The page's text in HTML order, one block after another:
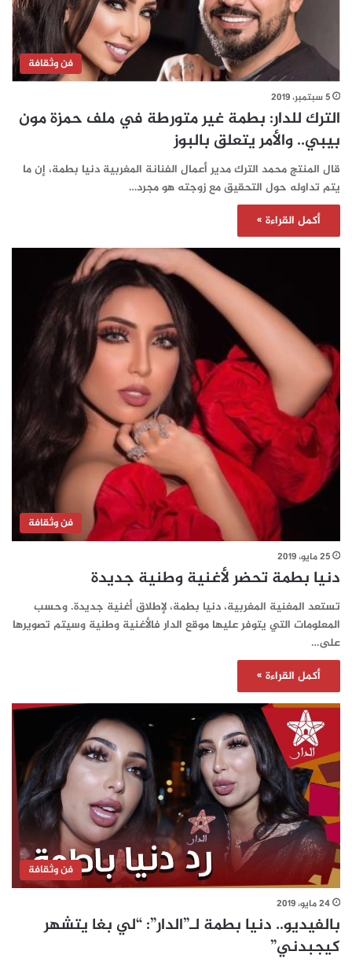
فن وثقافة
5 سبتمبر، 2019
الترك للدار: بطمة غير متورطة في ملف حمزة مون
بيبي.. والأمر يتعلق بالبوز
قال المنتج محمد الترك مدير أعمال الفنانة المغربية دنيا بطمة، إن ما
يتم تداوله حول التحقيق مع زوجته هو مجرد…
أكمل القراءة »
فن وثقافة
25 مايو، 2019
دنيا بطمة تحضر لأغنية وطنية جديدة
تستعد المغنية المغربية، دنيا بطمة، لإطلاق أغنية جديدة. وحسب
المعلومات التي يتوفر عليها موقع الدار فالأغنية وطنية وسيتم تصويرها
على…
أكمل القراءة »
فن وثقافة
24 مايو، 2019
بالفيديو.. دنيا بطمة لـ”الدار”: “لي بغا يتشهر
كيجبدني”